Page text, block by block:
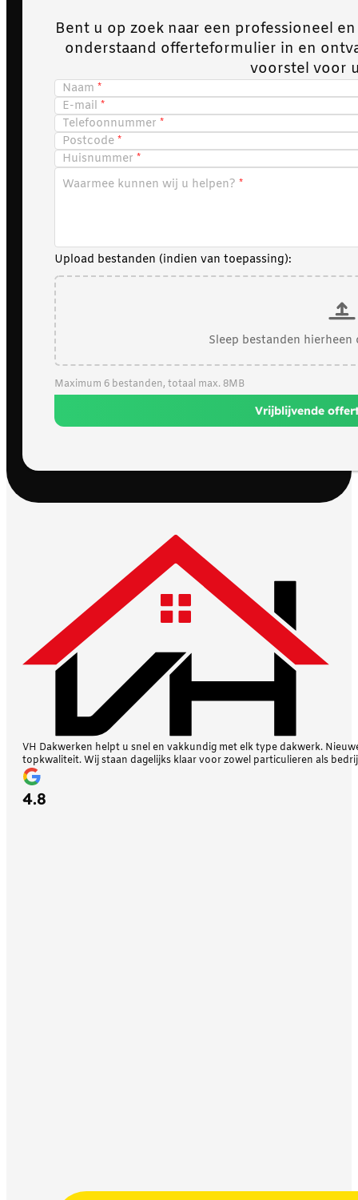
Bent u op zoek naar een professioneel
onderstaand offerteformulier in en
voorstel voor
Naam
E-mail
Telefoonnummer
Postcode
Huisnummer
Waarmee kunnen wij u helpen?
Upload bestanden (indien van toepassing):
Sleep bestanden
Maximum 6 bestanden, totaal max. 8MB
Vrijblijvende
VH Dakwerken helpt u snel en vakkundig met elk type dakwerk.
topkwaliteit. Wij staan dagelijks klaar voor zowel particulieren als
4.8